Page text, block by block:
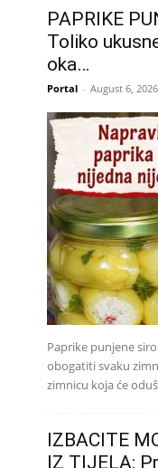
PAPRIKE
Toliko
oka…
Portal - August 6, 2026
Paprike punjene
obogatiti svaku
zimnicu koja će
IZBACITE
IZ TIJELA: